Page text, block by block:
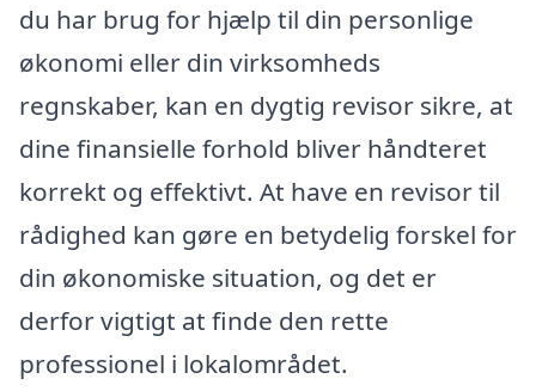
du har brug for hjælp til din personlige
økonomi eller din virksomheds
regnskaber, kan en dygtig revisor sikre, at
dine finansielle forhold bliver håndteret
korrekt og effektivt. At have en revisor til
rådighed kan gøre en betydelig forskel for
din økonomiske situation, og det er
derfor vigtigt at finde den rette
professionel i lokalområdet.